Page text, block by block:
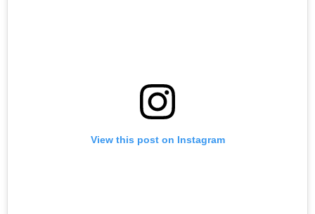
View this post on Instagram